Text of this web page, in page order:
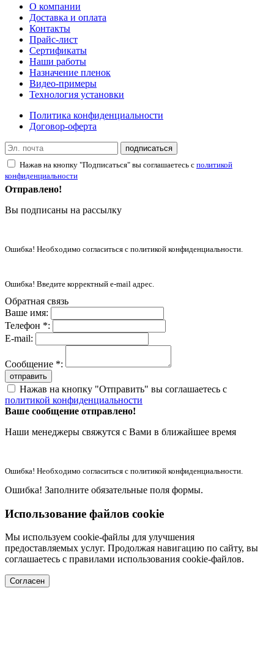
О компании
Доставка и оплата
Контакты
Прайс-лист
Сертификаты
Наши работы
Назначение пленок
Видео-примеры
Технология установки
Политика конфиденциальности
Договор-оферта
подписаться
Нажав на кнопку "Подписаться" вы соглашаетесь с политикой
конфиденциальности
Отправлено!
Вы подписаны на рассылку
Ошибка! Необходимо согласиться с политикой конфиденциальности.
Ошибка! Введите корректный e-mail адрес.
Обратная связь
Ваше имя:
Телефон *:
E-mail:
Сообщение *:
отправить
Нажав на кнопку "Отправить" вы соглашаетесь с
политикой конфиденциальности
Ваше сообщение отправлено!
Наши менеджеры свяжутся с Вами в ближайшее время
Ошибка! Необходимо согласиться с политикой конфиденциальности.
Ошибка! Заполните обязательные поля формы.
Использование файлов cookie
Мы используем cookie-файлы для улучшения
предоставляемых услуг. Продолжая навигацию по сайту, вы
соглашаетесь с правилами использования cookie-файлов.
Согласен